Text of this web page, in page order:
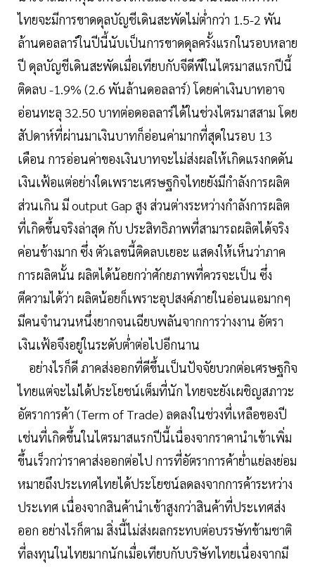
ไทยจะมีการขาดดุลบัญชีเดินสะพัดไม่ต่ำกว่า 1.5-2 พัน
ล้านดอลลาร์ในปีนี้นับเป็นการขาดดุลครั้งแรกในรอบหลาย
ปี ดุลบัญชีเดินสะพัดเมื่อเทียบกับจีดีพีในไตรมาสแรกปีนี้
ติดลบ -1.9% (2.6 พันล้านดอลลาร์) โดยค่าเงินบาทอาจ
อ่อนทะลุ 32.50 บาทต่อดอลลาร์ได้ในช่วงไตรมาสสาม โดย
สัปดาห์ที่ผ่านมาเงินบาทก็อ่อนค่ามากที่สุดในรอบ 13
เดือน การอ่อนค่าของเงินบาทจะไม่ส่งผลให้เกิดแรงกดดัน
เงินเฟ้อแต่อย่างใดเพราะเศรษฐกิจไทยยังมีกำลังการผลิต
ส่วนเกิน มี output Gap สูง ส่วนต่างระหว่างกำลังการผลิต
ที่เกิดขึ้นจริงล่าสุด กับ ประสิทธิภาพที่สามารถผลิตได้จริง
ค่อนข้างมาก ซึ่ง ตัวเลขนี้ติดลบเยอะ แสดงให้เห็นว่าภาค
การผลิตนั้น ผลิตได้น้อยกว่าศักยภาพที่ควรจะเป็น ซึ่ง
ตีความได้ว่า ผลิตน้อยก็เพราะอุปสงค์ภายในอ่อนแอมากๆ
มีคนจำนวนหนึ่งยากจนเฉียบพลันจากการว่างงาน อัตรา
เงินเฟ้อจึงอยู่ในระดับต่ำต่อไปอีกนาน
อย่างไรก็ดี ภาคส่งออกที่ดีขึ้นเป็นปัจจัยบวกต่อเศรษฐกิจ
ไทยแต่จะไม่ได้ประโยชน์เต็มที่นัก ไทยจะยังเผชิญสภาวะ
อัตราการค้า (Term of Trade) ลดลงในช่วงที่เหลือของปี
เช่นที่เกิดขึ้นในไตรมาสแรกปีนี้เนื่องจากราคานำเข้าเพิ่ม
ขึ้นเร็วกว่าราคาส่งออกต่อไป การที่อัตราการค้าย่ำแย่ลงย่อม
หมายถึงประเทศไทยได้ประโยชน์ลดลงจากการค้าระหว่าง
ประเทศ เนื่องจากสินค้านำเข้าสูงกว่าสินค้าที่ประเทศส่ง
ออก อย่างไรก็ตาม สิ่งนี้ไม่ส่งผลกระทบต่อบรรษัทข้ามชาติ
ที่ลงทุนในไทยมากนักเมื่อเทียบกับบริษัทไทยเนื่องจากมี